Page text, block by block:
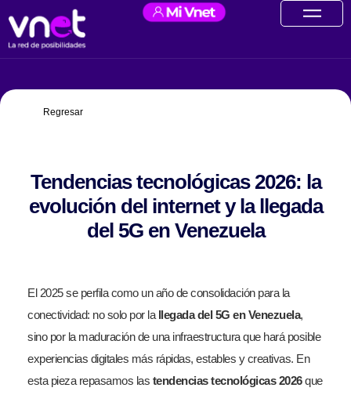
Regresar
Tendencias tecnológicas 2026: la
evolución del internet y la llegada
del 5G en Venezuela
El 2025 se perfila como un año de consolidación para la
conectividad: no solo por la llegada del 5G en Venezuela,
sino por la maduración de una infraestructura que hará posible
experiencias digitales más rápidas, estables y creativas. En
esta pieza repasamos las tendencias tecnológicas 2026que